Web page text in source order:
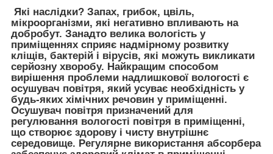
Які наслідки? Запах, грибок, цвіль,
мікроорганізми, які негативно впливають на
добробут. Занадто велика вологість у
приміщеннях сприяє надмірному розвитку
кліщів, бактерій і вірусів, які можуть викликати
серйозну хворобу. Найкращим способом
вирішення проблеми надлишкової вологості є
осушувач повітря, який усуває необхідність у
будь-яких хімічних речовин у приміщенні.
Осушувач повітря призначений для
регулювання вологості повітря в приміщенні,
що створює здорову і чисту внутрішнє
середовище. Регулярне використання абсорбера